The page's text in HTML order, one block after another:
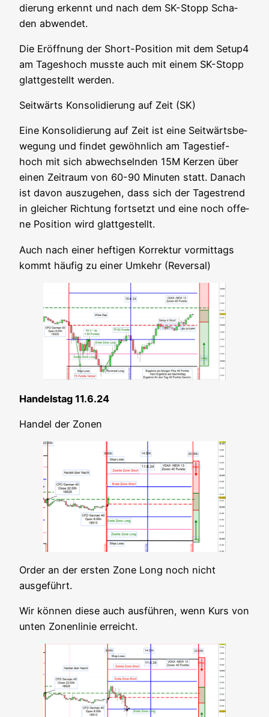
die­rung erkennt und nach dem SK-Stopp Scha­
den abwendet.
Die Eröff­nung der Short-Posi­ti­on mit dem Setup4
am Tages­hoch muss­te auch mit einem SK-Stopp
glatt­ge­stellt werden.
Seit­wärts Kon­so­li­die­rung auf Zeit (SK)
Eine Kon­so­li­die­rung auf Zeit ist eine Seit­wärts­be­
we­gung und fin­det gewöhn­lich am Tages­tief-
hoch mit sich abwech­seln­den 15M Ker­zen über
einen Zeit­raum von 60-90 Minu­ten statt. Danach
ist davon aus­zu­ge­hen, dass sich der Tages­trend
in glei­cher Rich­tung fort­setzt und eine noch offe­
ne Posi­ti­on wird glattgestellt.
Auch nach einer hef­ti­gen Kor­rek­tur vor­mit­tags
kommt häu­fig zu einer Umkehr (Rever­sal)
Han­dels­tag 11.6.24
Han­del der Zonen
Order an der ers­ten Zone Long noch nicht
ausgeführt.
Wir kön­nen die­se auch aus­füh­ren, wenn Kurs von
unten Zonen­li­nie erreicht.